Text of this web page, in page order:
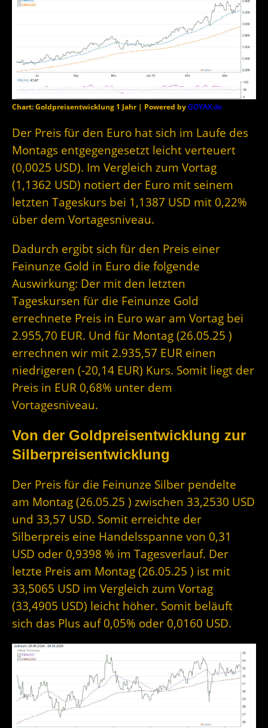
Chart: Goldpreisentwicklung 1 Jahr | Powered byGOYAX.de
Der Preis für den Euro hat sich im Laufe des
Montags entgegengesetzt leicht verteuert
(0,0025 USD). Im Vergleich zum Vortag
(1,1362 USD) notiert der Euro mit seinem
letzten Tageskurs bei 1,1387 USD mit 0,22%
über dem Vortagesniveau.
Dadurch ergibt sich für den Preis einer
Feinunze Gold in Euro die folgende
Auswirkung: Der mit den letzten
Tageskursen für die Feinunze Gold
errechnete Preis in Euro war am Vortag bei
2.955,70 EUR. Und für Montag (26.05.25 )
errechnen wir mit 2.935,57 EUR einen
niedrigeren (-20,14 EUR) Kurs. Somit liegt der
Preis in EUR 0,68% unter dem
Vortagesniveau.
Von der Goldpreisentwicklung zur
Silberpreisentwicklung
Der Preis für die Feinunze Silber pendelte
am Montag (26.05.25 ) zwischen 33,2530 USD
und 33,57 USD. Somit erreichte der
Silberpreis eine Handelsspanne von 0,31
USD oder 0,9398 % im Tagesverlauf. Der
letzte Preis am Montag (26.05.25 ) ist mit
33,5065 USD im Vergleich zum Vortag
(33,4905 USD) leicht höher. Somit beläuft
sich das Plus auf 0,05% oder 0,0160 USD.